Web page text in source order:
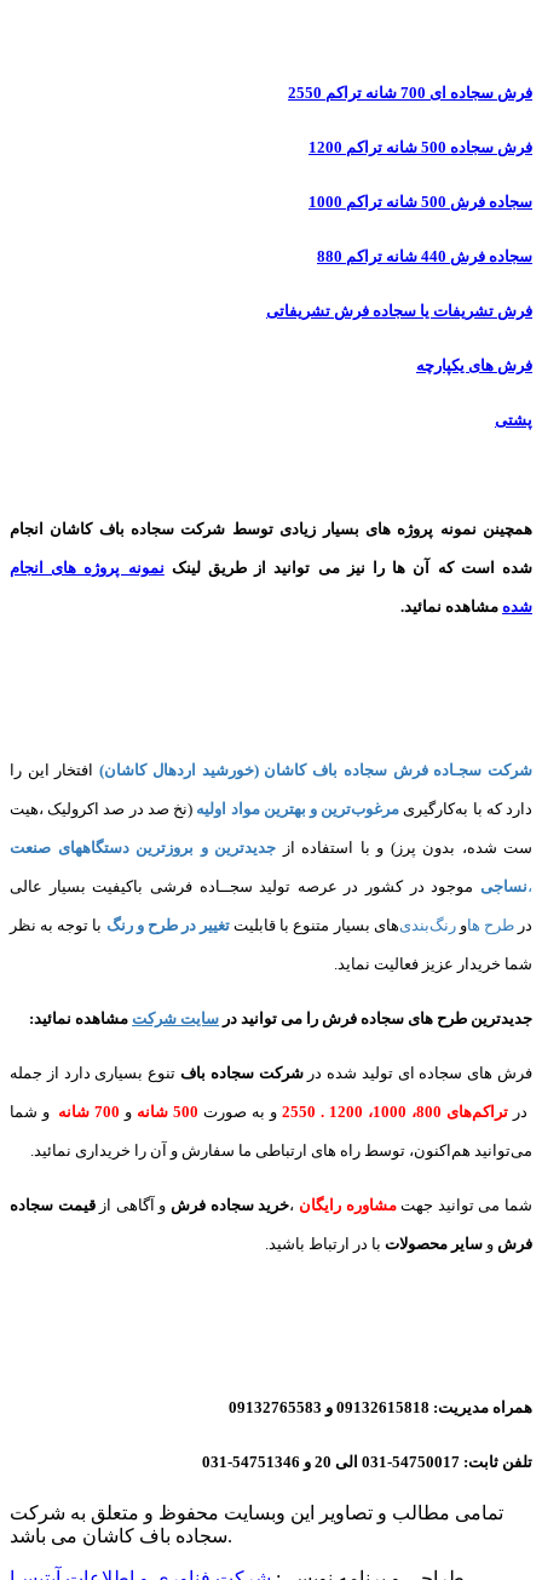
فرش سجاده ای 700 شانه تراکم 2550
فرش سجاده 500 شانه تراکم 1200
سجاده فرش 500 شانه تراکم 1000
سجاده فرش 440 شانه تراکم 880
فرش تشریفات یا سجاده فرش تشریفاتی
فرش های یکپارچه
پشتی
همچینن نمونه پروژه های بسیار زیادی توسط شرکت سجاده باف کاشان انجام
شده است که آن ها را نیز می توانید از طریق لینک نمونه پروژه های انجام
شده مشاهده نمائید.
شرکت سجـاده فرش سجاده باف کاشان (خورشید اردهال کاشان) افتخار این را
دارد که با به‌کارگیری مرغوب‌ترین و بهترین مواد اولیه (نخ صد در صد اکرولیک ،هیت
ست شده، بدون پرز) و با استفاده از جدیدترین و بروزترین دستگاههای صنعت
نساجی، موجود در کشور در عرصه تولید سجــاده فرشی باکیفیت بسیار عالی
درطرح هاو
رنگ‌بندی‌ های بسیار متنوع با قابلیت تغییر در طرح و رنگ با توجه به نظر
شما خریدار عزیز فعالیت نماید.
جدیدترین طرح های سجاده فرش را می توانید در سایت شرکت مشاهده نمائید:
فرش های سجاده ای تولید شده درشرکت سجاده باف تنوع بسیاری دارد از جمله
در تراکم‌های 800، 1000، 1200 . 2550 و به صورت 500 شانه و 700 شانه و شما
می‌توانید هم‌اکنون، توسط راه های ارتباطی ما سفارش و آن را خریداری نمائید.
شما می توانید جهت مشاوره رایگان ،خرید سجاده فرش و آگاهی ازقیمت سجاده
فرش و سایر محصولات با در ارتباط باشید.
همراه مدیریت: 09132615818 و 09132765583
تلفن ثابت: 54750017-031 الی 20 و 54751346-031
تمامی مطالب و تصاویر این وبسایت محفوظ و متعلق به شرکت
سجاده باف کاشان می باشد.